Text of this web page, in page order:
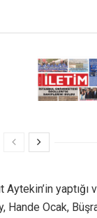
Aytekin’in
Hande Ocak,